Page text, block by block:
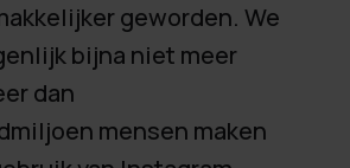
geworden. We
bijna niet meer
dan
mensen maken